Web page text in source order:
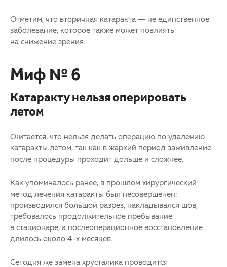
Отметим, что вторичная катаракта — не единственное
заболевание, которое также может повлиять
на снижение зрения.
Миф № 6
Катаракту нельзя оперировать
летом
Считается, что нельзя делать операцию по удалению
катаракты летом, так как в жаркий период заживление
после процедуры проходит дольше и сложнее.
Как упоминалось ранее, в прошлом хирургический
метод лечения катаракты был несовершенен:
производился большой разрез, накладывался шов,
требовалось продолжительное пребывание
в стационаре, а послеоперационное восстановление
длилось около 4-х месяцев.
Сегодня же замена хрусталика проводится